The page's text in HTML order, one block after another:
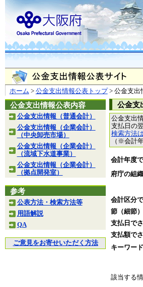
ホーム > 公金支出情報公表トップ> 公金支出
公金支出情報公表内容
公金支出情報（普通会計）
公金支出情報（企業会計）
（中央卸売市場）
公金支出情報（企業会計）
（流域下水道事業）
公金支出情報（企業会計）
（拠点開発室）
参考
公表方法・検索方法等
用語解説
QA
ご意見をお寄せいただく方法
公金支
公金支出
支払日の
検索方法
（※会計
会計年度
府庁の組
会計区分
節（細節
支払日で
支払額で
キーワー
該当する